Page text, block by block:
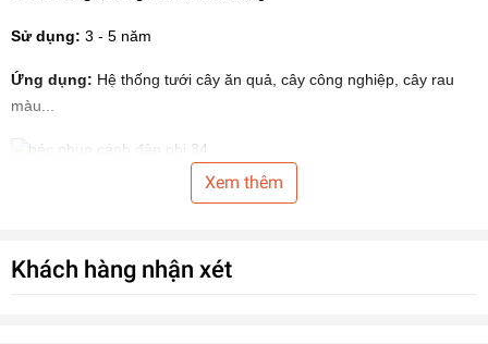
Sử dụng: 3 - 5 năm
Ứng dụng: Hệ thống tưới cây ăn quả, cây công nghiệp, cây rau
màu...
Xem thêm
Khách hàng nhận xét